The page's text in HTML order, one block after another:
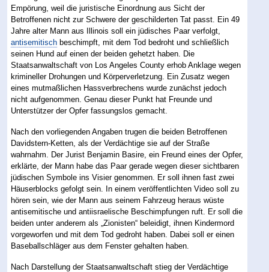
Empörung, weil die juristische Einordnung aus Sicht der
Betroffenen nicht zur Schwere der geschilderten Tat passt. Ein 49
Jahre alter Mann aus Illinois soll ein jüdisches Paar verfolgt,
antisemitisch beschimpft, mit dem Tod bedroht und schließlich
seinen Hund auf einen der beiden gehetzt haben. Die
Staatsanwaltschaft von Los Angeles County erhob Anklage wegen
krimineller Drohungen und Körperverletzung. Ein Zusatz wegen
eines mutmaßlichen Hassverbrechens wurde zunächst jedoch
nicht aufgenommen. Genau dieser Punkt hat Freunde und
Unterstützer der Opfer fassungslos gemacht.
Nach den vorliegenden Angaben trugen die beiden Betroffenen
Davidstern-Ketten, als der Verdächtige sie auf der Straße
wahrnahm. Der Jurist Benjamin Basire, ein Freund eines der Opfer,
erklärte, der Mann habe das Paar gerade wegen dieser sichtbaren
jüdischen Symbole ins Visier genommen. Er soll ihnen fast zwei
Häuserblocks gefolgt sein. In einem veröffentlichten Video soll zu
hören sein, wie der Mann aus seinem Fahrzeug heraus wüste
antisemitische und antiisraelische Beschimpfungen ruft. Er soll die
beiden unter anderem als „Zionisten“ beleidigt, ihnen Kindermord
vorgeworfen und mit dem Tod gedroht haben. Dabei soll er einen
Baseballschläger aus dem Fenster gehalten haben.
Nach Darstellung der Staatsanwaltschaft stieg der Verdächtige